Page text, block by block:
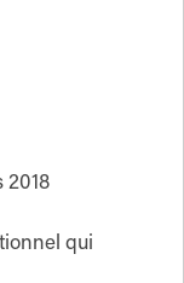
qui